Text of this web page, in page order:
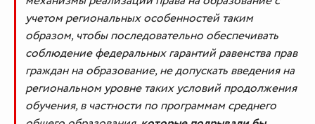
учетом региональных особенностей таким
образом, чтобы последовательно обеспечивать
соблюдение федеральных гарантий равенства прав
граждан на образование, не допускать введения на
региональном уровне таких условий продолжения
обучения, в частности по программам среднего